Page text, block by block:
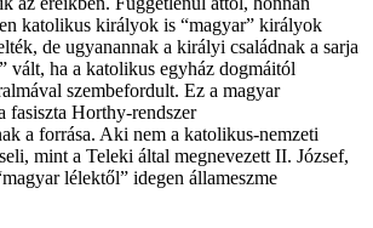
katolikus királyok is “magyar” királyok
de ugyanannak a királyi családnak a sarja
vált, ha a katolikus egyház dogmáitól
szembefordult. Ez a magyar
fasiszta Horthy-rendszer
a forrása. Aki nem a katolikus-nemzeti
mint a Teleki által megnevezett II. József,
lélektől” idegen állameszme